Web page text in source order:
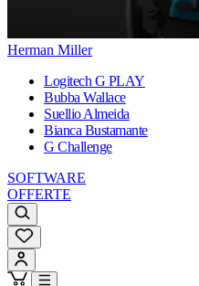
Herman Miller
Logitech G PLAY
Bubba Wallace
Suellio Almeida
Bianca Bustamante
G Challenge
SOFTWARE
OFFERTE